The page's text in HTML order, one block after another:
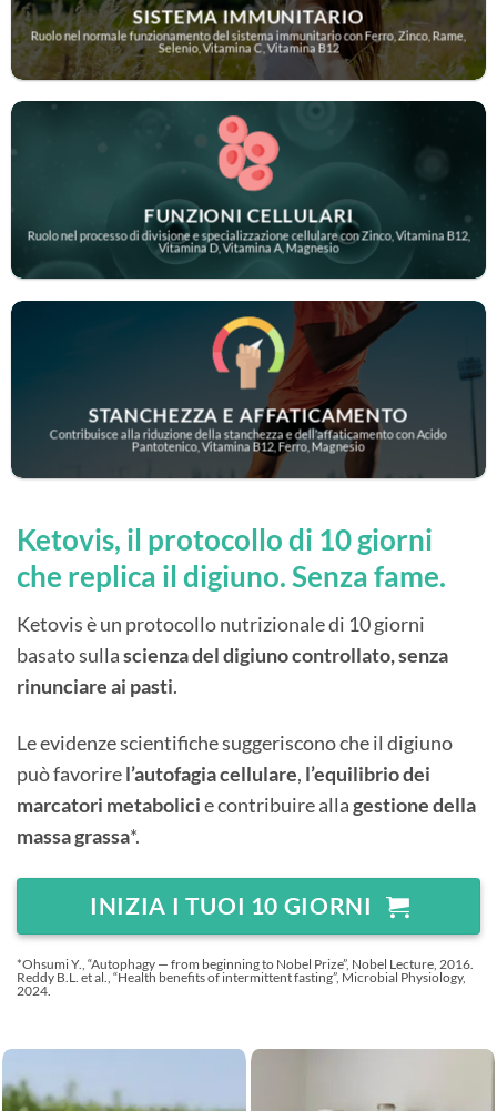
SISTEMA IMMUNITARIO
Ruolo nel normale funzionamento del sistema immunitario con Ferro, Zinco, Rame,
Selenio, Vitamina C, Vitamina B12
FUNZIONI CELLULARI
Ruolo nel processo di divisione e specializzazione cellulare con Zinco, Vitamina B12,
Vitamina D, Vitamina A, Magnesio
STANCHEZZA E AFFATICAMENTO
Contribuisce alla riduzione della stanchezza e dell’aﬀaticamento con Acido
Pantotenico, Vitamina B12, Ferro, Magnesio
Ketovis, il protocollo di 10 giorni
che replica il digiuno. Senza fame.
Ketovis è un protocollo nutrizionale di 10 giorni
basato sullascienza del digiuno controllato, senza
rinunciare ai pasti.
Le evidenze scientifiche suggeriscono che il digiuno
può favorirel’autofagia cellulare, l’equilibrio dei
marcatori metabolicie contribuire allagestione della
massa grassa*.
INIZIA I TUOI 10 GIORNI
*Ohsumi Y., “Autophagy — from beginning to Nobel Prize”, Nobel Lecture, 2016.
Reddy B.L. et al., “Health benefits of intermittent fasting”, Microbial Physiology,
2024.